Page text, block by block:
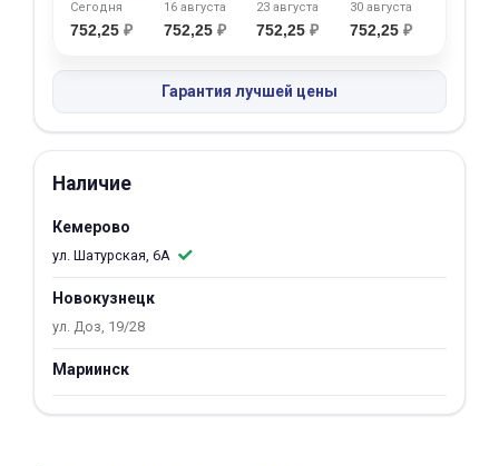
Сегодня
752,25 ₽
16 августа
752,25 ₽
23 августа
752,25 ₽
30 августа
752,25 ₽
Гарантия лучшей цены
Наличие
Кемерово
ул. Шатурская, 6А
Новокузнецк
ул. Доз, 19/28
Мариинск
Оставшиеся75% будут
списыватьсяс вашей карты
по25%каждые 2 недели
Подробнее
недели